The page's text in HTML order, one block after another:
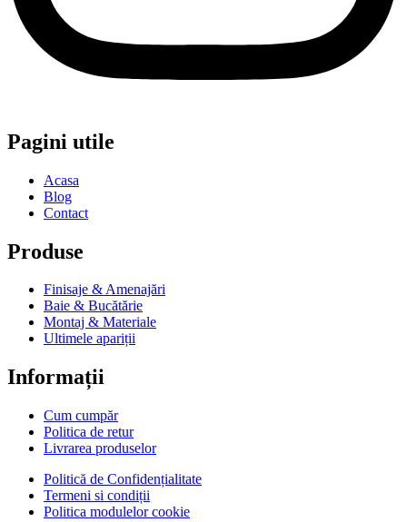
Pagini utile
Acasa
Blog
Contact
Produse
Finisaje & Amenajări
Baie & Bucătărie
Montaj & Materiale
Ultimele apariții
Informații
Cum cumpăr
Politica de retur
Livrarea produselor
Politică de Confidențialitate
Termeni si condiții
Politica modulelor cookie